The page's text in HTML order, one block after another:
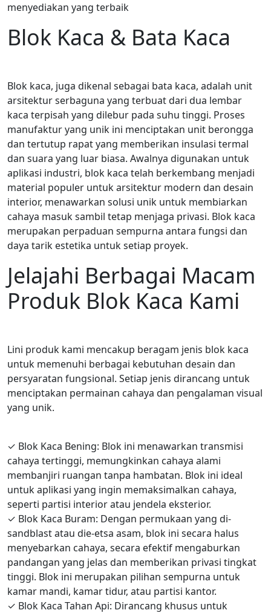
menyediakan yang terbaik
Blok Kaca & Bata Kaca
Blok kaca, juga dikenal sebagai bata kaca, adalah unit
arsitektur serbaguna yang terbuat dari dua lembar
kaca terpisah yang dilebur pada suhu tinggi. Proses
manufaktur yang unik ini menciptakan unit berongga
dan tertutup rapat yang memberikan insulasi termal
dan suara yang luar biasa. Awalnya digunakan untuk
aplikasi industri, blok kaca telah berkembang menjadi
material populer untuk arsitektur modern dan desain
interior, menawarkan solusi unik untuk membiarkan
cahaya masuk sambil tetap menjaga privasi. Blok kaca
merupakan perpaduan sempurna antara fungsi dan
daya tarik estetika untuk setiap proyek.
Jelajahi Berbagai Macam
Produk Blok Kaca Kami
Lini produk kami mencakup beragam jenis blok kaca
untuk memenuhi berbagai kebutuhan desain dan
persyaratan fungsional. Setiap jenis dirancang untuk
menciptakan permainan cahaya dan pengalaman visual
yang unik.
✓ Blok Kaca Bening: Blok ini menawarkan transmisi
cahaya tertinggi, memungkinkan cahaya alami
membanjiri ruangan tanpa hambatan. Blok ini ideal
untuk aplikasi yang ingin memaksimalkan cahaya,
seperti partisi interior atau jendela eksterior.
✓ Blok Kaca Buram: Dengan permukaan yang di-
sandblast atau die-etsa asam, blok ini secara halus
menyebarkan cahaya, secara efektif mengaburkan
pandangan yang jelas dan memberikan privasi tingkat
tinggi. Blok ini merupakan pilihan sempurna untuk
kamar mandi, kamar tidur, atau partisi kantor.
✓ Blok Kaca Tahan Api: Dirancang khusus untuk